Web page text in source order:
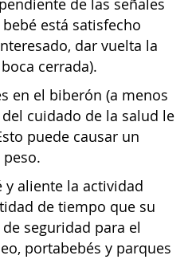
de las señales
está satisfecho
dar vuelta la
cerrada).
en el biberón (a menos
cuidado de la salud le
puede causar un
y aliente la actividad
de tiempo que su
seguridad para el
portabebés y parques